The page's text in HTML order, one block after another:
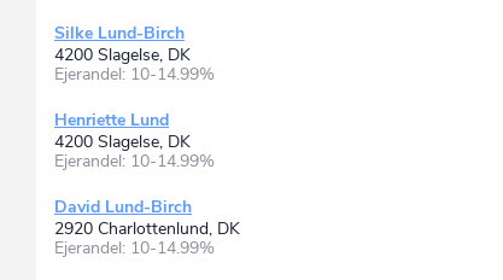
Silke Lund-Birch
4200 Slagelse, DK
Ejerandel: 10-14.99%
Henriette Lund
4200 Slagelse, DK
Ejerandel: 10-14.99%
David Lund-Birch
2920 Charlottenlund, DK
Ejerandel: 10-14.99%